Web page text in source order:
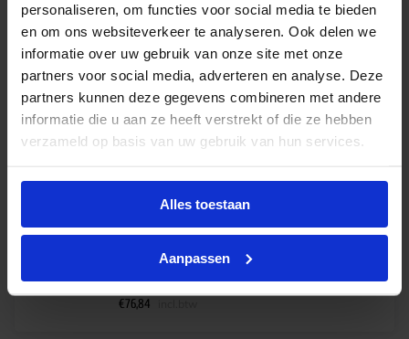
personaliseren, om functies voor social media te bieden
en om ons websiteverkeer te analyseren. Ook delen we
informatie over uw gebruik van onze site met onze
partners voor social media, adverteren en analyse. Deze
partners kunnen deze gegevens combineren met andere
informatie die u aan ze heeft verstrekt of die ze hebben
verzameld op basis van uw gebruik van hun services.
Alles toestaan
Aanpassen
Levertijd 2-4 weken
€ 23,45
28,37
Philips Master TrueForce LED HPL M 33.5W 840
E27 – vervangt 200W
Op voorraad
63,50 excl. btw
€76,84